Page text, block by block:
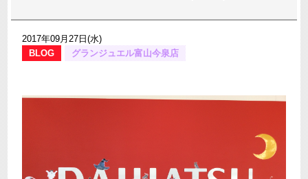
2017年09月27日(水)
BLOG
グランジュエル富山今泉店